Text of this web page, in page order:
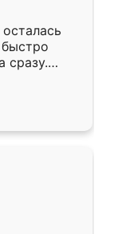
сразу.
к
Собрали
даже